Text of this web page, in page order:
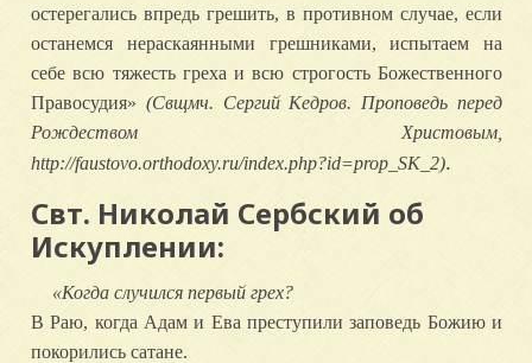
остерегались впредь грешить, в противном случае, если
останемся нераскаянными грешниками, испытаем на
себе всю тяжесть греха и всю строгость Божественного
Правосудия» (Свщмч. Сергий Кедров. Проповедь перед
Рождеством Христовым,
http://faustovo.orthodoxy.ru/index.php?id=prop_SK_2).
Свт. Николай Сербский об
Искуплении:
«Когда случился первый грех?
В Раю, когда Адам и Ева преступили заповедь Божию и
покорились сатане.